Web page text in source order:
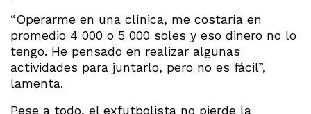
“Operarme en una clínica, me costaría en
promedio 4 000 o 5 000 soles y eso dinero no lo
tengo. He pensado en realizar algunas
actividades para juntarlo, pero no es fácil”,
lamenta.
Pese a todo, el exfutbolista no pierde la